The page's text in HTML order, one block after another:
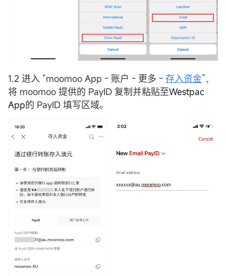
1.2 进入 “moomoo App - 账户 - 更多 - 存入资金”，
将 moomoo 提供的 PayID 复制并粘贴至Westpac
App的 PayID 填写区域。